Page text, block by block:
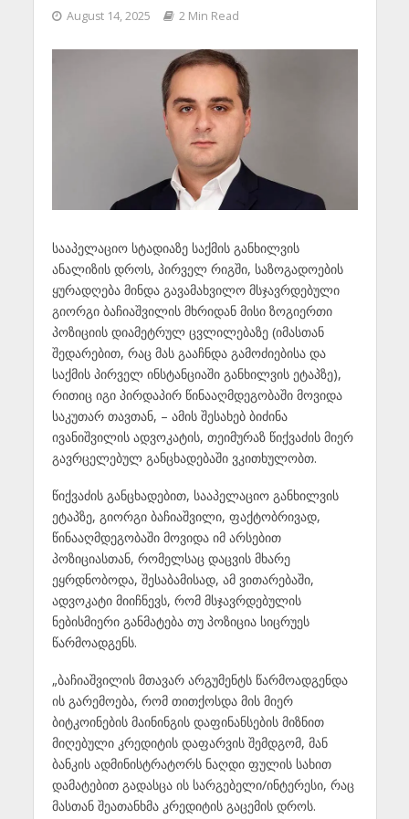
August 14, 2025 2 Min Read
სააპელაციო სტადიაზე საქმის განხილვის
ანალიზის დროს, პირველ რიგში, საზოგადოების
ყურადღება მინდა გავამახვილო მსჯავრდებული
გიორგი ბაჩიაშვილის მხრიდან მისი ზოგიერთი
პოზიციის დიამეტრულ ცვლილებაზე (იმასთან
შედარებით, რაც მას გააჩნდა გამოძიებისა და
საქმის პირველ ინსტანციაში განხილვის ეტაპზე),
რითიც იგი პირდაპირ წინააღმდეგობაში მოვიდა
საკუთარ თავთან, – ამის შესახებ ბიძინა
ივანიშვილის ადვოკატის, თეიმურაზ წიქვაძის მიერ
გავრცელებულ განცხადებაში ვკითხულობთ.
წიქვაძის განცხადებით, სააპელაციო განხილვის
ეტაპზე, გიორგი ბაჩიაშვილი, ფაქტობრივად,
წინააღმდეგობაში მოვიდა იმ არსებით
პოზიციასთან, რომელსაც დაცვის მხარე
ეყრდნობოდა, შესაბამისად, ამ ვითარებაში,
ადვოკატი მიიჩნევს, რომ მსჯავრდებულის
ნებისმიერი განმატება თუ პოზიცია სიცრუეს
წარმოადგენს.
„ბაჩიაშვილის მთავარ არგუმენტს წარმოადგენდა
ის გარემოება, რომ თითქოსდა მის მიერ
ბიტკოინების მაინინგის დაფინანსების მიზნით
მიღებული კრედიტის დაფარვის შემდგომ, მან
ბანკის ადმინისტრატორს ნაღდი ფულის სახით
დამატებით გადასცა ის სარგებელი/ინტერესი, რაც
მასთან შეათანხმა კრედიტის გაცემის დროს.